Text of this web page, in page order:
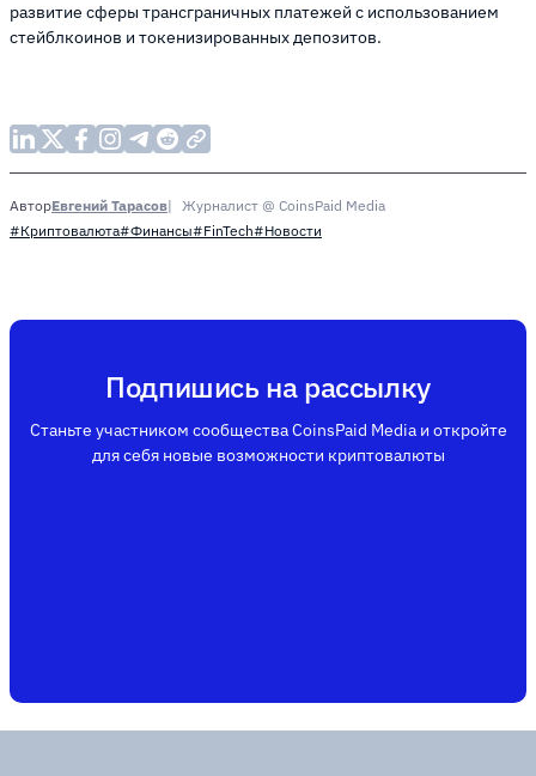
развитие сферы трансграничных платежей с использованием
стейблкоинов и токенизированных депозитов.
АвторЕвгений Тарасов
Журналист @ CoinsPaid Media
#Криптовалюта#Финансы#FinTech#Новости
Подпишись на рассылку
Станьте участником сообщества CoinsPaid Media и откройте
для себя новые возможности криптовалюты